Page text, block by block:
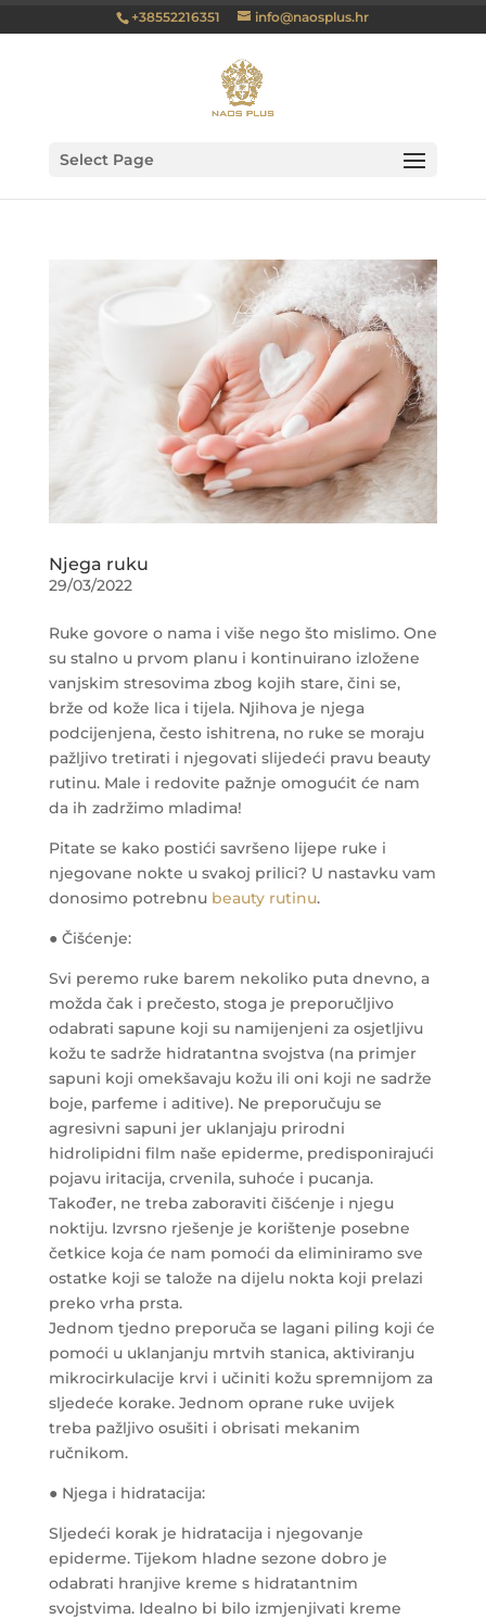
+38552216351 info@naosplus.hr
Select Page
Njega ruku
29/03/2022
Ruke govore o nama i više nego što mislimo. One
su stalno u prvom planu i kontinuirano izložene
vanjskim stresovima zbog kojih stare, čini se,
brže od kože lica i tijela. Njihova je njega
podcijenjena, često ishitrena, no ruke se moraju
pažljivo tretirati i njegovati slijedeći pravu beauty
rutinu. Male i redovite pažnje omogućit će nam
da ih zadržimo mladima!
Pitate se kako postići savršeno lijepe ruke i
njegovane nokte u svakoj prilici? U nastavku vam
donosimo potrebnu beauty rutinu.
● Čišćenje:
Svi peremo ruke barem nekoliko puta dnevno, a
možda čak i prečesto, stoga je preporučljivo
odabrati sapune koji su namijenjeni za osjetljivu
kožu te sadrže hidratantna svojstva (na primjer
sapuni koji omekšavaju kožu ili oni koji ne sadrže
boje, parfeme i aditive). Ne preporučuju se
agresivni sapuni jer uklanjaju prirodni
hidrolipidni film naše epiderme, predisponirajući
pojavu iritacija, crvenila, suhoće i pucanja.
Također, ne treba zaboraviti čišćenje i njegu
noktiju. Izvrsno rješenje je korištenje posebne
četkice koja će nam pomoći da eliminiramo sve
ostatke koji se talože na dijelu nokta koji prelazi
preko vrha prsta.
Jednom tjedno preporuča se lagani piling koji će
pomoći u uklanjanju mrtvih stanica, aktiviranju
mikrocirkulacije krvi i učiniti kožu spremnijom za
sljedeće korake. Jednom oprane ruke uvijek
treba pažljivo osušiti i obrisati mekanim
ručnikom.
● Njega i hidratacija:
Sljedeći korak je hidratacija i njegovanje
epiderme. Tijekom hladne sezone dobro je
odabrati hranjive kreme s hidratantnim
svojstvima. Idealno bi bilo izmjenjivati ​​kreme